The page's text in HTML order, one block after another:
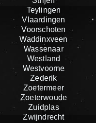
Teylingen
Vlaardingen
Voorschoten
Waddinxveen
Wassenaar
Westland
Westvoorne
Zederik
Zoetermeer
Zoeterwoude
Zuidplas
Zwijndrecht